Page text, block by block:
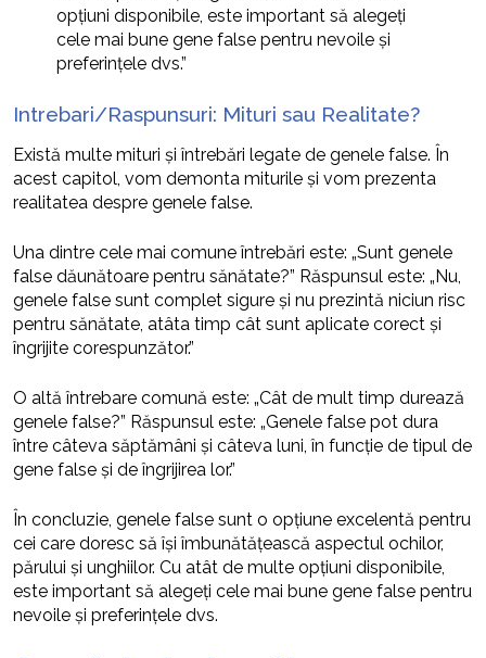
opțiuni disponibile, este important să alegeți
cele mai bune gene false pentru nevoile și
preferințele dvs.”
Intrebari/Raspunsuri: Mituri sau Realitate?
Există multe mituri și întrebări legate de genele false. În
acest capitol, vom demonta miturile și vom prezenta
realitatea despre genele false.
Una dintre cele mai comune întrebări este: „Sunt genele
false dăunătoare pentru sănătate?” Răspunsul este: „Nu,
genele false sunt complet sigure și nu prezintă niciun risc
pentru sănătate, atâta timp cât sunt aplicate corect și
îngrijite corespunzător.”
O altă întrebare comună este: „Cât de mult timp durează
genele false?” Răspunsul este: „Genele false pot dura
între câteva săptămâni și câteva luni, în funcție de tipul de
gene false și de îngrijirea lor.”
În concluzie, genele false sunt o opțiune excelentă pentru
cei care doresc să își îmbunătățească aspectul ochilor,
părului și unghiilor. Cu atât de multe opțiuni disponibile,
este important să alegeți cele mai bune gene false pentru
nevoile și preferințele dvs.